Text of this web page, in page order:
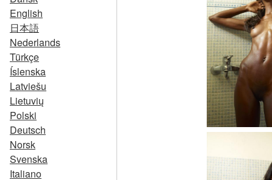
English
日本語
Nederlands
Türkçe
Íslenska
Latviešu
Lietuvių
Polski
Deutsch
Norsk
Svenska
Italiano